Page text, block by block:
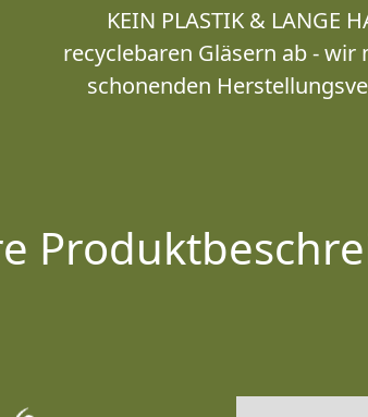
KEIN PLASTIK & LANGE
recyclebaren Gläsern ab -
schonenden